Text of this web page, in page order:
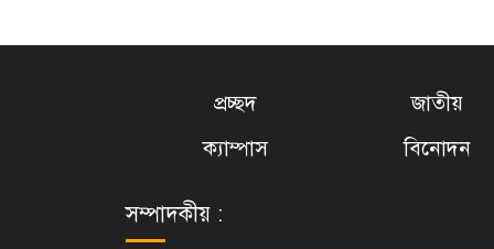
প্রচ্ছদ জাতীয়
ক্যাম্পাস
বিনোদন
সম্পাদকীয় :